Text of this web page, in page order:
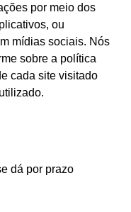
por meio dos
ou
mídias sociais. Nós
sobre a política
cada site visitado
dá por prazo